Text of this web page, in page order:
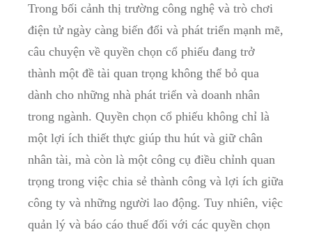
Trong bối cảnh thị trường công nghệ và trò chơi
điện tử ngày càng biến đổi và phát triển mạnh ‌mẽ,
câu ⁤chuyện về⁢ quyền chọn ⁣cổ ⁣phiếu đang trở
thành một‍ đề tài quan trọng không thể bỏ‍ qua ​
dành cho ⁢những nhà ⁤phát triển và doanh ​nhân
trong ngành. Quyền chọn cổ phiếu không ⁤chỉ là
một lợi ích thiết thực giúp thu hút ⁢và giữ ⁣chân
nhân tài, mà còn⁣ là một công cụ điều‌ chỉnh quan
trọng trong việc chia sẻ thành công và lợi⁢ ích giữa
công ty và​ những người lao động. ‍Tuy nhiên, việc
quản lý và báo cáo thuế đối với các quyền ‍chọn